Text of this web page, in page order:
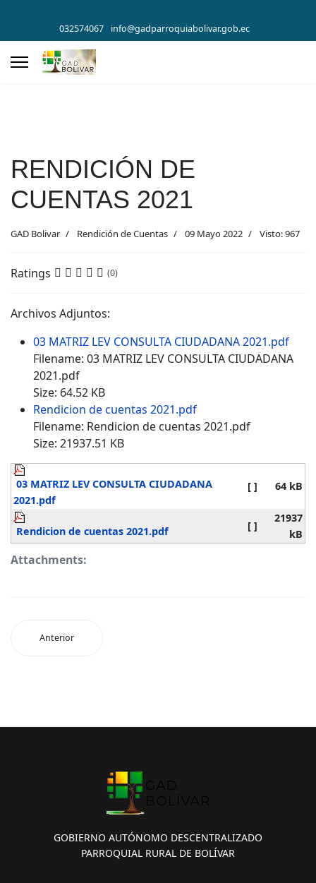
032574067 info@gadparroquiabolivar.gob.ec
RENDICIÓN DE
CUENTAS 2021
GAD Bolivar Rendición de Cuentas 09 Mayo 2022 Visto: 967
Ratings (0)
Archivos Adjuntos:
03 MATRIZ LEV CONSULTA CIUDADANA 2021.pdf
Filename: 03 MATRIZ LEV CONSULTA CIUDADANA
2021.pdf
Size: 64.52 KB
Rendicion de cuentas 2021.pdf
Filename: Rendicion de cuentas 2021.pdf
Size: 21937.51 KB
Attachments:
03 MATRIZ LEV CONSULTA CIUDADANA
2021.pdf
[ ] 64 kB
Rendicion de cuentas 2021.pdf [ ]
21937
kB
Anterior
GOBIERNO AUTÓNOMO DESCENTRALIZADO
PARROQUIAL RURAL DE BOLÍVAR